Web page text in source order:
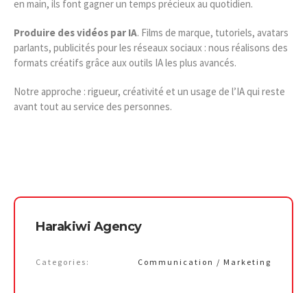
en main, ils font gagner un temps précieux au quotidien.
Produire des vidéos par IA. Films de marque, tutoriels, avatars
parlants, publicités pour les réseaux sociaux : nous réalisons des
formats créatifs grâce aux outils IA les plus avancés.
Notre approche : rigueur, créativité et un usage de l’IA qui reste
avant tout au service des personnes.
Harakiwi Agency
Categories: Communication / Marketing